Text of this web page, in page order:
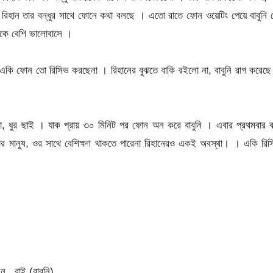
তার বন্ধুর সাথে ফোনে কথা বলছে । এতো রাতে ফোন ওয়েটিং পেয়ে বাবুনি
বেশি ভালোবাসে ।
ফোন তো রিসিভ করছেনা । রিহানের বুঝতে বাকি রইলো না, বাবুনি রাগ
ধুর ছাই । যাক প্রায় ৩০ মিনিট পর ফোন অন করে বাবুনি । এবার প্রথমবার
মানুষ, ওর সাথে বেশিক্ষণ থাকতে পারেনা রিহানেরও একই অবস্থা। । একি